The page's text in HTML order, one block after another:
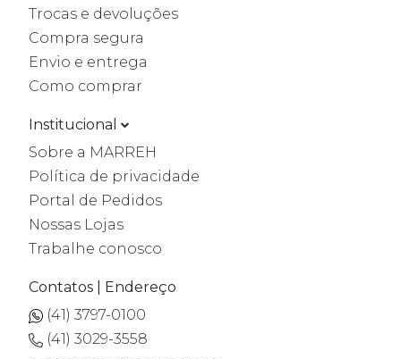
Trocas e devoluções
Compra segura
Envio e entrega
Como comprar
Institucional
Sobre a MARREH
Política de privacidade
Portal de Pedidos
Nossas Lojas
Trabalhe conosco
Contatos | Endereço
(41) 3797-0100
(41) 3029-3558